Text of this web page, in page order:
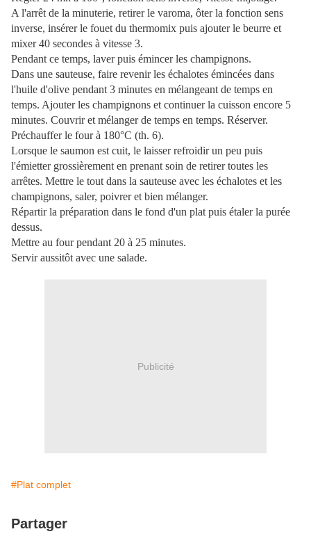
A l'arrêt de la minuterie, retirer le varoma, ôter la fonction sens
inverse, insérer le fouet du thermomix puis ajouter le beurre et
mixer 40 secondes à vitesse 3.
Pendant ce temps, laver puis émincer les champignons.
Dans une sauteuse, faire revenir les échalotes émincées dans
l'huile d'olive pendant 3 minutes en mélangeant de temps en
temps. Ajouter les champignons et continuer la cuisson encore 5
minutes. Couvrir et mélanger de temps en temps. Réserver.
Préchauffer le four à 180°C (th. 6).
Lorsque le saumon est cuit, le laisser refroidir un peu puis
l'émietter grossièrement en prenant soin de retirer toutes les
arrêtes. Mettre le tout dans la sauteuse avec les échalotes et les
champignons, saler, poivrer et bien mélanger.
Répartir la préparation dans le fond d'un plat puis étaler la purée
dessus.
Mettre au four pendant 20 à 25 minutes.
Servir aussitôt avec une salade.
Publicité
#Plat complet
Partager